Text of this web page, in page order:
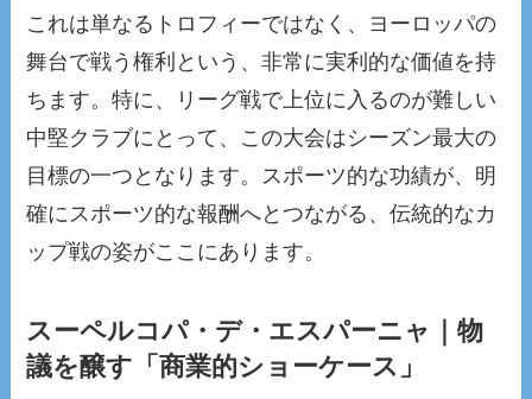
これは単なるトロフィーではなく、ヨーロッパの
舞台で戦う権利という、非常に実利的な価値を持
ちます。特に、リーグ戦で上位に入るのが難しい
中堅クラブにとって、この大会はシーズン最大の
目標の一つとなります。スポーツ的な功績が、明
確にスポーツ的な報酬へとつながる、伝統的なカ
ップ戦の姿がここにあります。
スーペルコパ・デ・エスパーニャ｜物
議を醸す「商業的ショーケース」